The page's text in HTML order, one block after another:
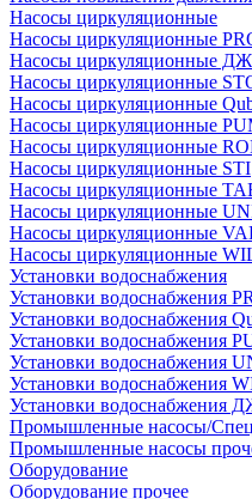
Насосы циркуляционные
Насосы циркуляционные
Насосы циркуляционные
Насосы циркуляционные
Насосы циркуляционные
Насосы циркуляционные
Насосы циркуляционные
Насосы циркуляционные STI
Насосы циркуляционные
Насосы циркуляционные
Насосы циркуляционные
Насосы циркуляционные
Установки водоснабжения
Установки водоснабжения
Установки водоснабжения
Установки водоснабжения
Установки водоснабжения
Установки водоснабжения
Установки водоснабжения
Промышленные насосы/
Промышленные насосы
Оборудование
Оборудование прочее